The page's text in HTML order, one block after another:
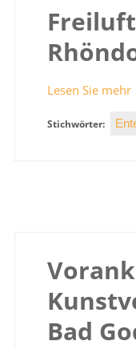
Lesen Sie mehr
Stichwörter:
Bad